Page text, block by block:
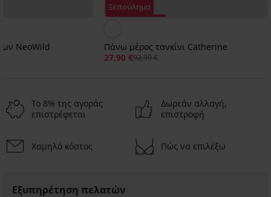
NeoWild
Ξεπούλημα
Πάνω μέρος τανκίνι Catherine
27,90 €92,99 €
Το 8% της αγοράς
επιστρέφεται
Δωρεάν αλλαγή,
επιστροφή
Χαμηλό κόστος Πώς να επιλέξω
Εξυπηρέτηση πελατών